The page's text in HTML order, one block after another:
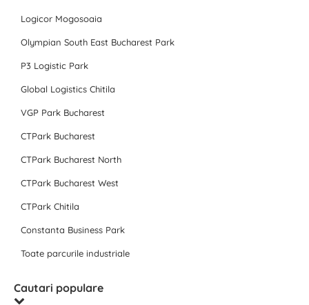
Logicor Mogosoaia
Olympian South East Bucharest Park
P3 Logistic Park
Global Logistics Chitila
VGP Park Bucharest
CTPark Bucharest
CTPark Bucharest North
CTPark Bucharest West
CTPark Chitila
Constanta Business Park
Toate parcurile industriale
Cautari populare